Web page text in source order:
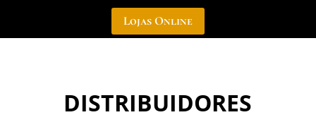
Lojas Online
DISTRIBUIDORES